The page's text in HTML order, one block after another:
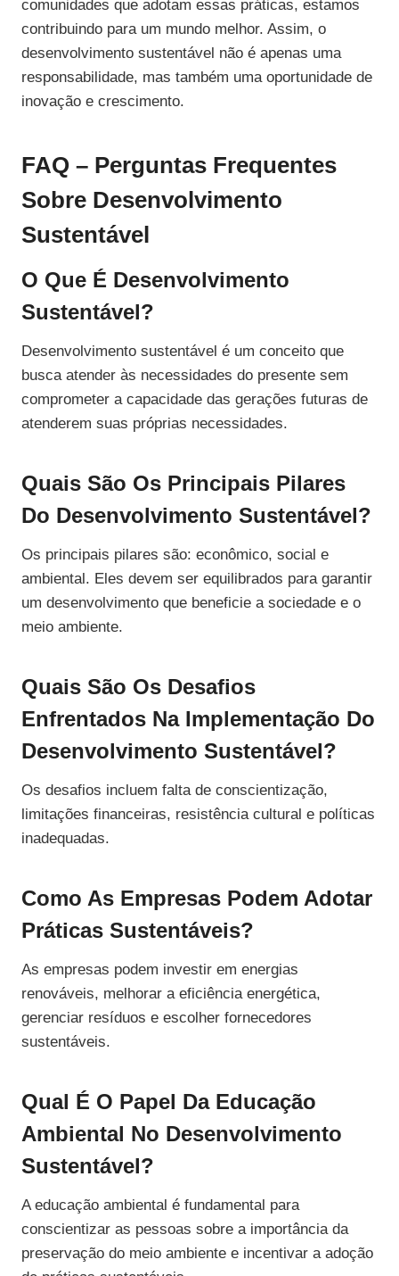
comunidades que adotam essas práticas, estamos
contribuindo para um mundo melhor. Assim, o
desenvolvimento sustentável não é apenas uma
responsabilidade, mas também uma oportunidade de
inovação e crescimento.
FAQ – Perguntas Frequentes
Sobre Desenvolvimento
Sustentável
O Que É Desenvolvimento
Sustentável?
Desenvolvimento sustentável é um conceito que
busca atender às necessidades do presente sem
comprometer a capacidade das gerações futuras de
atenderem suas próprias necessidades.
Quais São Os Principais Pilares
Do Desenvolvimento Sustentável?
Os principais pilares são: econômico, social e
ambiental. Eles devem ser equilibrados para garantir
um desenvolvimento que beneficie a sociedade e o
meio ambiente.
Quais São Os Desafios
Enfrentados Na Implementação Do
Desenvolvimento Sustentável?
Os desafios incluem falta de conscientização,
limitações financeiras, resistência cultural e políticas
inadequadas.
Como As Empresas Podem Adotar
Práticas Sustentáveis?
As empresas podem investir em energias
renováveis, melhorar a eficiência energética,
gerenciar resíduos e escolher fornecedores
sustentáveis.
Qual É O Papel Da Educação
Ambiental No Desenvolvimento
Sustentável?
A educação ambiental é fundamental para
conscientizar as pessoas sobre a importância da
preservação do meio ambiente e incentivar a adoção